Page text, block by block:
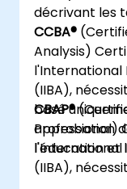
décrivant les
CCBA®
Analysis)
l'International
(IIBA),
basé
approbation
l'éducation et
CBAP®
Professional)
l'International
(IIBA),